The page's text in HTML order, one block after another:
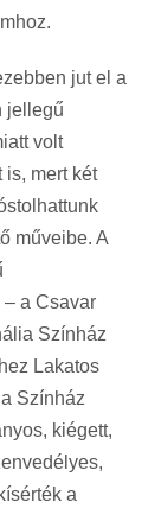
jut el a
jellegű
volt
is, mert két
műveibe. A
a Csavar
Színház
Lakatos
Színház
kiégett,
a